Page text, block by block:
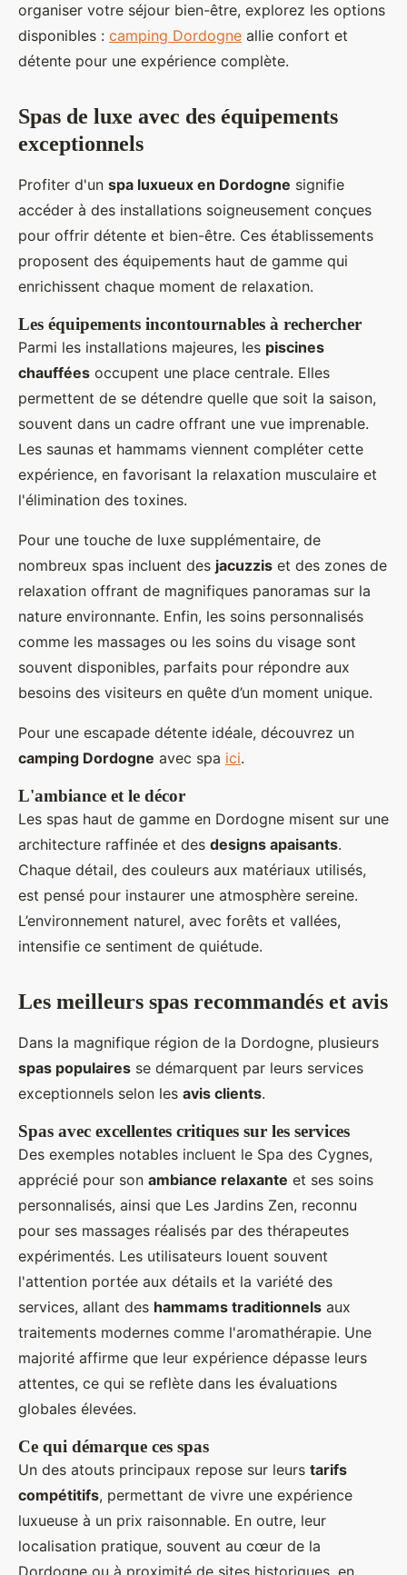
organiser votre séjour bien-être, explorez les options
disponibles : camping Dordogne allie confort et
détente pour une expérience complète.
Spas de luxe avec des équipements
exceptionnels
Profiter d'un spa luxueux en Dordogne signifie
accéder à des installations soigneusement conçues
pour offrir détente et bien-être. Ces établissements
proposent des équipements haut de gamme qui
enrichissent chaque moment de relaxation.
Les équipements incontournables à rechercher
Parmi les installations majeures, les piscines
chauffées occupent une place centrale. Elles
permettent de se détendre quelle que soit la saison,
souvent dans un cadre offrant une vue imprenable.
Les saunas et hammams viennent compléter cette
expérience, en favorisant la relaxation musculaire et
l'élimination des toxines.
Pour une touche de luxe supplémentaire, de
nombreux spas incluent des jacuzzis et des zones de
relaxation offrant de magnifiques panoramas sur la
nature environnante. Enfin, les soins personnalisés
comme les massages ou les soins du visage sont
souvent disponibles, parfaits pour répondre aux
besoins des visiteurs en quête d’un moment unique.
Pour une escapade détente idéale, découvrez un
camping Dordogne avec spa ici.
L'ambiance et le décor
Les spas haut de gamme en Dordogne misent sur une
architecture raffinée et des designs apaisants.
Chaque détail, des couleurs aux matériaux utilisés,
est pensé pour instaurer une atmosphère sereine.
L’environnement naturel, avec forêts et vallées,
intensifie ce sentiment de quiétude.
Les meilleurs spas recommandés et avis
Dans la magnifique région de la Dordogne, plusieurs
spas populaires se démarquent par leurs services
exceptionnels selon les avis clients.
Spas avec excellentes critiques sur les services
Des exemples notables incluent le Spa des Cygnes,
apprécié pour son ambiance relaxante et ses soins
personnalisés, ainsi que Les Jardins Zen, reconnu
pour ses massages réalisés par des thérapeutes
expérimentés. Les utilisateurs louent souvent
l'attention portée aux détails et la variété des
services, allant des hammams traditionnels aux
traitements modernes comme l'aromathérapie. Une
majorité affirme que leur expérience dépasse leurs
attentes, ce qui se reflète dans les évaluations
globales élevées.
Ce qui démarque ces spas
Un des atouts principaux repose sur leurs tarifs
compétitifs, permettant de vivre une expérience
luxueuse à un prix raisonnable. En outre, leur
localisation pratique, souvent au cœur de la